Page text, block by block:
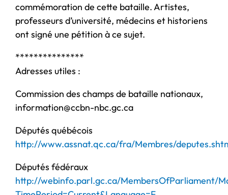
commémoration de cette bataille. Artistes,
professeurs d’université, médecins et historiens
ont signé une pétition à ce sujet.
***************
Adresses utiles :
Commission des champs de bataille nationaux,
information@ccbn-nbc.gc.ca
Députés québécois
http://www.assnat.qc.ca/fra/Membres/
Députés fédéraux
http://webinfo.parl.gc.ca/MembersOfParliament/